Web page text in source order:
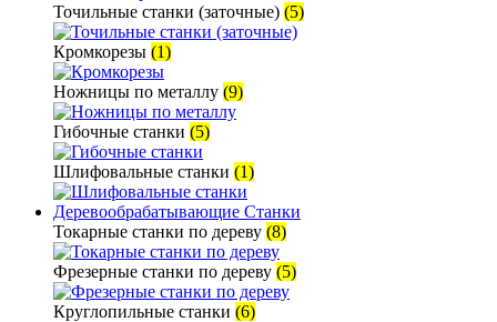
Точильные станки (заточные) (5)
Кромкорезы (1)
Ножницы по металлу (9)
Гибочные станки (5)
Шлифовальные станки (1)
Деревообрабатывающие Станки
Токарные станки по дереву (8)
Фрезерные станки по дереву (5)
Круглопильные станки (6)